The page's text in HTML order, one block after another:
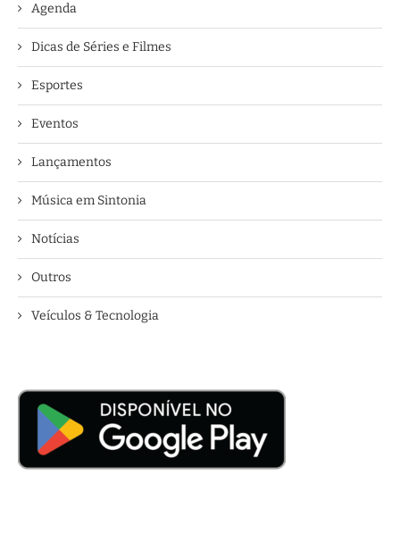
Agenda
Dicas de Séries e Filmes
Esportes
Eventos
Lançamentos
Música em Sintonia
Notícias
Outros
Veículos & Tecnologia